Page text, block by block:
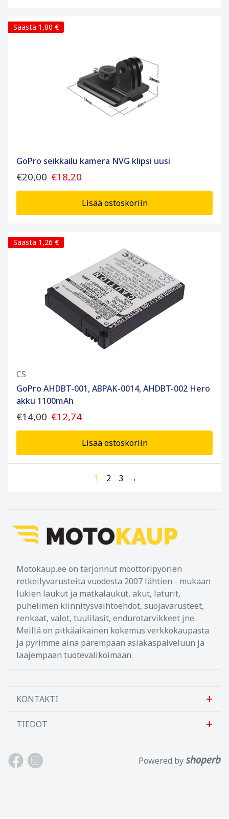
Säästä 1,80 €
GoPro seikkailu kamera NVG klipsi uusi
€20,00 €18,20
Lisää ostoskoriin
Säästä 1,26 €
CS
GoPro AHDBT-001, ABPAK-0014, AHDBT-002 Hero
akku 1100mAh
€14,00 €12,74
Lisää ostoskoriin
1 2 3 →
Motokaup.ee on tarjonnut moottoripyörien
retkeilyvarusteita vuodesta 2007 lähtien - mukaan
lukien laukut ja matkalaukut, akut, laturit,
puhelimen kiinnitysvaihtoehdot, suojavarusteet,
renkaat, valot, tuulilasit, endurotarvikkeet jne.
Meillä on pitkäaikainen kokemus verkkokaupasta
ja pyrimme aina parempaan asiakaspalveluun ja
laajempaan tuotevalikoimaan.
KONTAKTI
Sanlab OÜ
Harjumaa, 75312, Viro
TIEDOT
Meistä
Ota meihin yhteyttä
Powered by